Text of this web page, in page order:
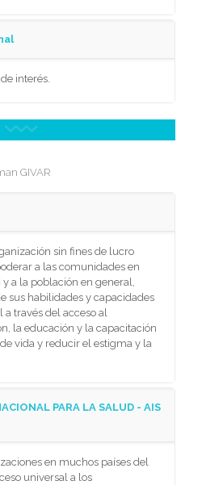
interés.
GIVAR
sin fines de lucro
a las comunidades en
a la población en general,
sus habilidades y capacidades
través del acceso al
la educación y la capacitación
vida y reducir el estigma y la
PARA LA SALUD - AIS
en muchos países del
universal a los